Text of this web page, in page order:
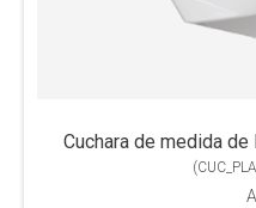
Cuchara de medida
(